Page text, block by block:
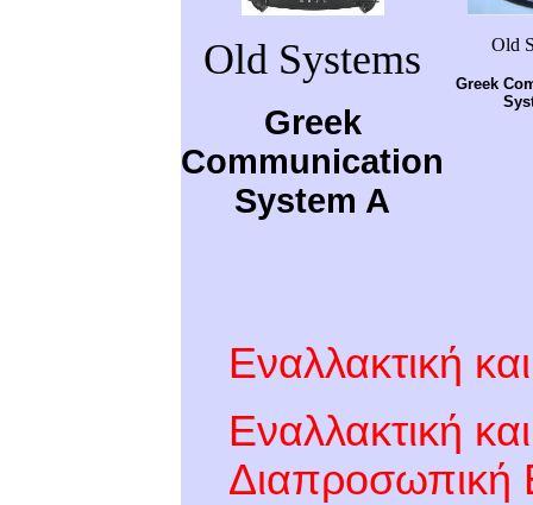
Old Systems
Greek
Communication
System A
Old
Greek
Εναλλακτική
Εναλλακτική
Διαπροσωπική